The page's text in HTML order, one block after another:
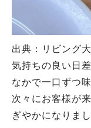
出典：リビング
気持ちの良い日
なかで一口ずつ
次々にお客様が
ぎやかになりまし